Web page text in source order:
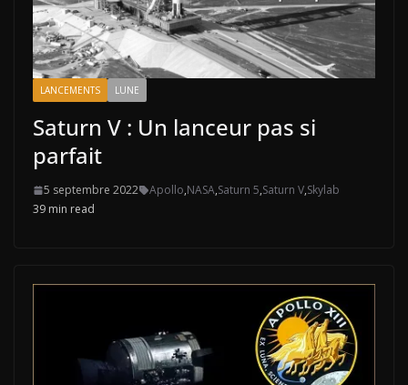
LANCEMENTS LUNE
Saturn V : Un lanceur pas si
parfait
5 septembre 2022 Apollo,NASA,Saturn 5,Saturn V,Skylab
39 min read